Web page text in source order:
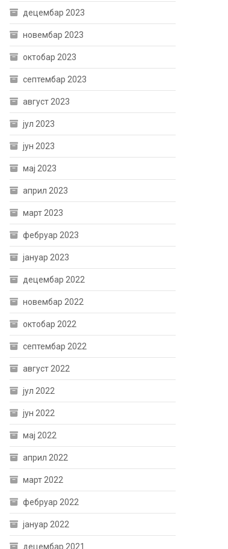
децембар 2023
новембар 2023
октобар 2023
септембар 2023
август 2023
јул 2023
јун 2023
мај 2023
април 2023
март 2023
фебруар 2023
јануар 2023
децембар 2022
новембар 2022
октобар 2022
септембар 2022
август 2022
јул 2022
јун 2022
мај 2022
април 2022
март 2022
фебруар 2022
јануар 2022
децембар 2021